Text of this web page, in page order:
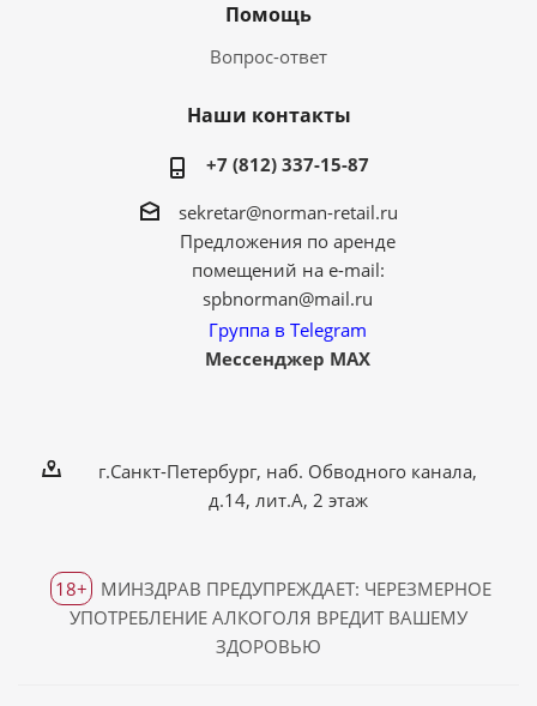
Помощь
Вопрос-ответ
Наши контакты
+7 (812) 337-15-87
sekretar@norman-retail.ru
Предложения по аренде
помещений на e-mail:
spbnorman@mail.ru
Группа в Telegram
Мессенджер MAX
г.Санкт-Петербург, наб. Обводного канала,
д.14, лит.А, 2 этаж
18+
МИНЗДРАВ ПРЕДУПРЕЖДАЕТ: ЧЕРЕЗМЕРНОЕ
УПОТРЕБЛЕНИЕ АЛКОГОЛЯ ВРЕДИТ ВАШЕМУ
ЗДОРОВЬЮ